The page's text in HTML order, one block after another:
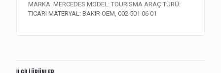
MARKA: MERCEDES MODEL: TOURISMA ARAÇ TÜRÜ:
TICARI MATERYAL: BAKIR OEM, 002 501 06 01